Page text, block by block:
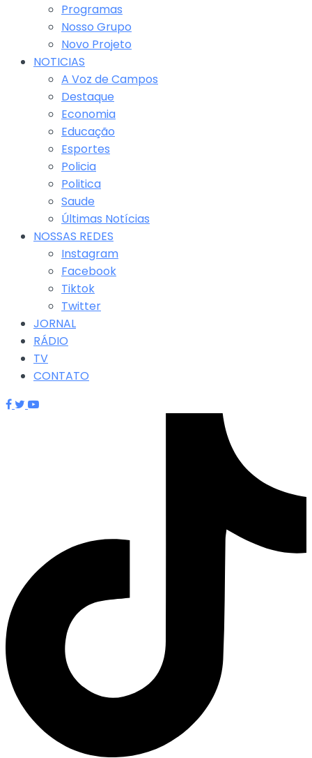
Programas
Nosso Grupo
Novo Projeto
NOTICIAS
A Voz de Campos
Destaque
Economia
Educação
Esportes
Policia
Politica
Saude
Últimas Notícias
NOSSAS REDES
Instagram
Facebook
Tiktok
Twitter
JORNAL
RÁDIO
TV
CONTATO